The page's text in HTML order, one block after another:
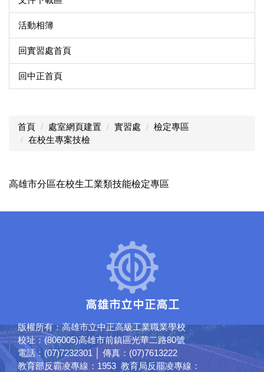
活動相簿
回實習處首頁
回中正首頁
首頁 處室網頁建置 實習處
檢定專區
在校生專案技檢
高雄市分區在校生工業類技能檢定專區
版權所有：高雄市立中正高級工業職業學校
校址：(806005)高雄市前鎮區光華二路80號
電話：(07)7232301 │ 傳真：(07)7613222
教育部反霸凌專線：1953 教育局反罷凌專線：